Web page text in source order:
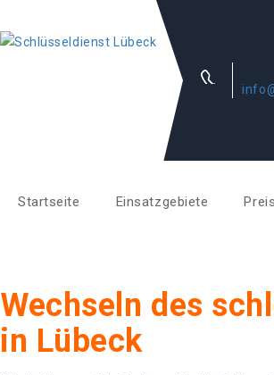
Startseite Einsatzgebiete
Wechseln des
in Lübeck